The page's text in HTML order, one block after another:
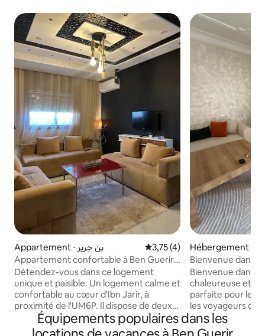
Appartement ⋅ بن جرير Évaluation moyenne sur la
3,75 (4)
Appartement confortable à Ben Guerir
près de l'UM6P
Détendez-vous dans ce logement
unique et paisible. Un logement calme et
confortable au cœur d'Ibn Jarir, à
proximité de l'UM6P. Il dispose de deux
chambres, d'une connexion Wi-Fi rapide
et d'une cuisine équipée. Il est idéal pour
Hébergement ⋅
Bienvenue dans
confortable et
Bienvenue dans
chaleureuse et
parfaite pour les
les voyageurs d'affaires.
dispose de : * 2 chambres confortables *
Un séjour
Équipements populaires dans les